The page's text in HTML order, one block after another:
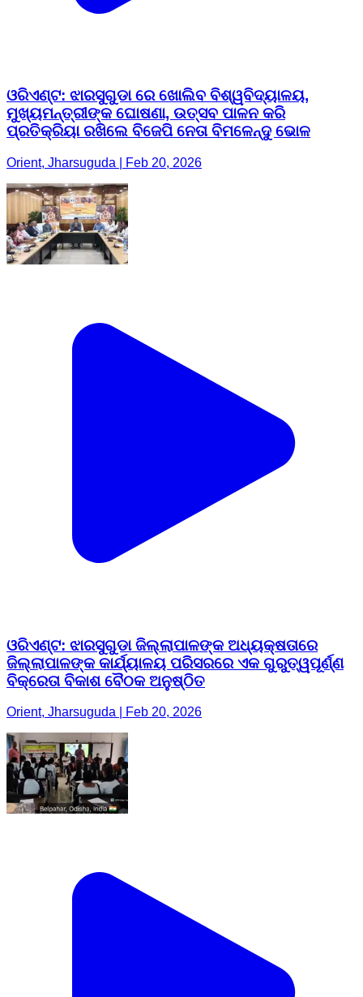
ଓରିଏଣ୍ଟ: ଝାରସୁଗୁଡା ରେ ଖୋଲିବ ବିଶ୍ୱବିଦ୍ୟାଳୟ,
ମୁଖ୍ୟମନ୍ତ୍ରୀଙ୍କ ଘୋଷଣା, ଉତ୍ସବ ପାଳନ କରି
ପ୍ରତିକ୍ରିୟା ରଖିଲେ ବିଜେପି ନେତା ବିମଳେନ୍ଦୁ ଭୋଳ
Orient, Jharsuguda | Feb 20, 2026
ଓରିଏଣ୍ଟ: ଝାରସୁଗୁଡା ଜିଲ୍ଲାପାଳଙ୍କ ଅଧ୍ୟକ୍ଷତାରେ
ଜିଲ୍ଲାପାଳଙ୍କ କାର୍ଯ୍ୟାଳୟ ପରିସରରେ ଏକ ଗୁରୁତ୍ୱପୂର୍ଣ୍ଣ
ବିକ୍ରେତା ବିକାଶ ବୈଠକ ଅନୁଷ୍ଠିତ
Orient, Jharsuguda | Feb 20, 2026